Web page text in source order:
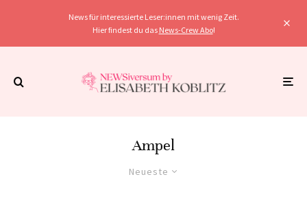
News für interessierte Leser:innen mit wenig Zeit.
Hier findest du das News-Crew Abo!
Ampel
Neueste